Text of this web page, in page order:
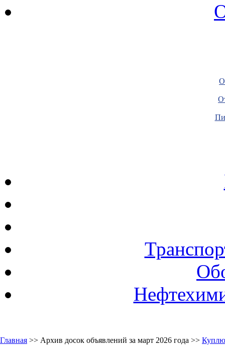
Главная >> Архив досок объявлений за март 2026 года >>